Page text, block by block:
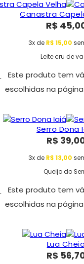
Canastra
R$
3x de R$ 15,00
Leite cru de
Este produto tem
escolhidas na
Serro Dona
R$
3x de R$ 13,00
Queijo do
Este produto tem
escolhidas na
Lua
R$